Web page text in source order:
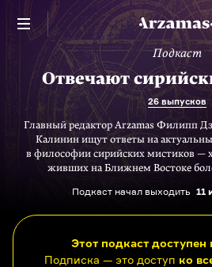
Подкаст
Отвечают
26 выпусков
Главный редактор Arzamas Филипп
Калинин ищут ответы на
в философии сирийских мистиков —
живших на Ближнем Востоке
Подкаст начал выходить 11
Этот подкаст доступен
Подписка — это доступ ко